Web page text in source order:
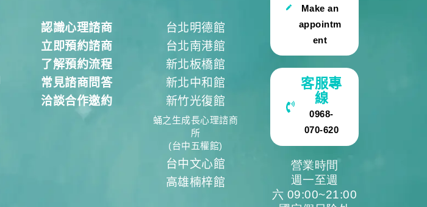
認識心理諮商
立即預約諮商
了解預約流程
常見諮商問答
洽談合作邀約
台北明德館
台北南港館
新北板橋館
新北中和館
新竹光復館
蛹之生成長心理諮商
所
(台中五權館)
台中文心館
高雄楠梓館
Make an
appointm
ent
客服專
線
0968-
070-620
營業時間
週一至週
六 09:00~21:00